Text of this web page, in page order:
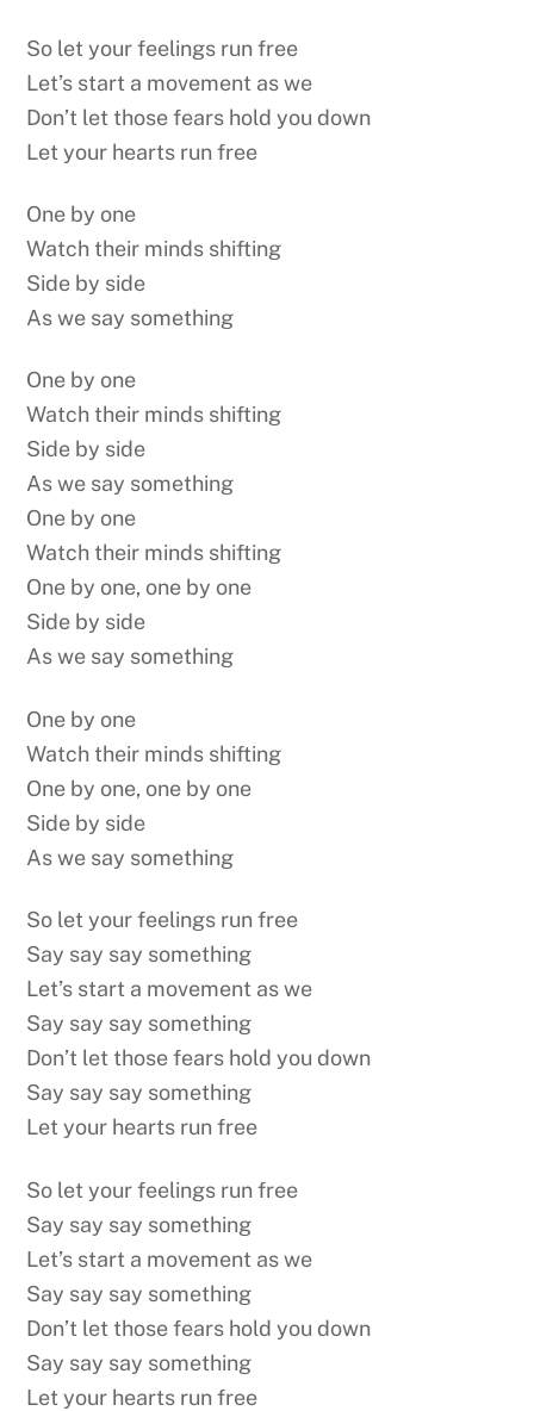
So let your feelings run free
Let’s start a movement as we
Don’t let those fears hold you down
Let your hearts run free
One by one
Watch their minds shifting
Side by side
As we say something
One by one
Watch their minds shifting
Side by side
As we say something
One by one
Watch their minds shifting
One by one, one by one
Side by side
As we say something
One by one
Watch their minds shifting
One by one, one by one
Side by side
As we say something
So let your feelings run free
Say say say something
Let’s start a movement as we
Say say say something
Don’t let those fears hold you down
Say say say something
Let your hearts run free
So let your feelings run free
Say say say something
Let’s start a movement as we
Say say say something
Don’t let those fears hold you down
Say say say something
Let your hearts run free